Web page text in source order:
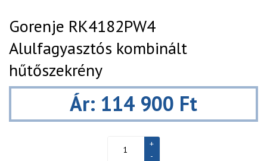
Gorenje RK4182PW4
Alulfagyasztós kombinált
hűtőszekrény
Ár: 114 900 Ft